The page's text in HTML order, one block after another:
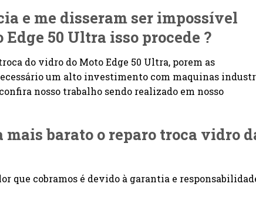
e me disseram ser impossível
50 Ultra isso procede ?
do vidro do Moto Edge 50 Ultra, porem as
um alto investimento com maquinas
nosso trabalho sendo realizado em nosso
mais barato o reparo troca vidro
que cobramos é devido à garantia e